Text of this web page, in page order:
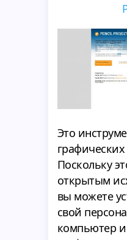
Это
Поскольку
открытым
вы можете
свой
компьютер и